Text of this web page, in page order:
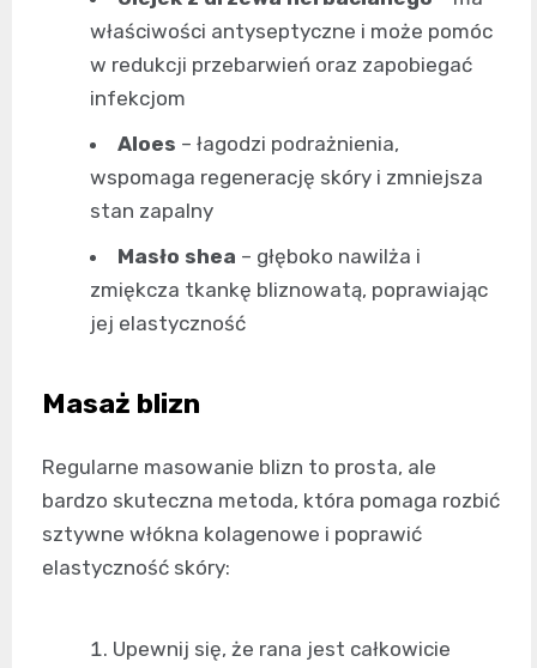
właściwości antyseptyczne i może pomóc
w redukcji przebarwień oraz zapobiegać
infekcjom
Aloes – łagodzi podrażnienia,
wspomaga regenerację skóry i zmniejsza
stan zapalny
Masło shea – głęboko nawilża i
zmiękcza tkankę bliznowatą, poprawiając
jej elastyczność
Masaż blizn
Regularne masowanie blizn to prosta, ale
bardzo skuteczna metoda, która pomaga rozbić
sztywne włókna kolagenowe i poprawić
elastyczność skóry:
Upewnij się, że rana jest całkowicie